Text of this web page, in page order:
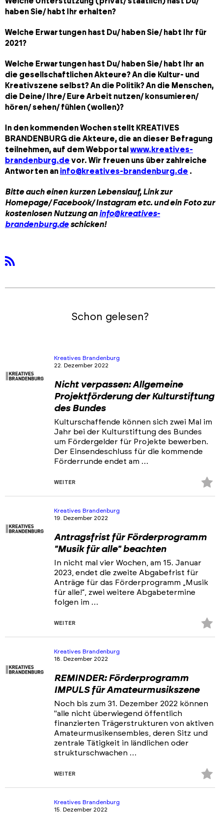
haben Sie/ habt Ihr erhalten?
Welche Erwartungen hast Du/ haben Sie/ habt Ihr für
2021?
Welche Erwartungen hast Du/ haben Sie/ habt Ihr an
die gesellschaftlichen Akteure? An die Kultur- und
Kreativszene selbst? An die Politik? An die Menschen,
die Deine/ Ihre/ Eure Arbeit nutzen/ konsumieren/
hören/ sehen/ fühlen (wollen)?
In den kommenden Wochen stellt KREATIVES
BRANDENBURG die Akteure, die an dieser Befragung
teilnehmen, auf dem Webportal www.kreatives-
brandenburg.de vor. Wir freuen uns über zahlreiche
Antworten an info@kreatives-brandenburg.de .
Bitte auch einen kurzen Lebenslauf, Link zur
Homepage/ Facebook/ Instagram etc. und ein Fotozur
kostenlosen Nutzung an info@kreatives-
brandenburg.de schicken!
Schon gelesen?
Kreatives Brandenburg
22. Dezember 2022
Nicht verpassen: Allgemeine
Projektförderung der Kulturstiftung
des Bundes
Kulturschaffende können sich zwei Mal im
Jahr bei der Kulturstiftung des Bundes
um Fördergelder für Projekte bewerben.
Der Einsendeschluss für die kommende
Förderrunde endet am …
WEITER
Kreatives Brandenburg
19. Dezember 2022
Antragsfrist für Förderprogramm
"Musik für alle" beachten
In nicht mal vier Wochen, am 15. Januar
2023, endet die zweite Abgabefrist für
Anträge für das Förderprogramm „Musik
für alle!“, zwei weitere Abgabetermine
folgen im …
WEITER
Kreatives Brandenburg
18. Dezember 2022
REMINDER: Förderprogramm
IMPULS für Amateurmusikszene
Noch bis zum 31. Dezember 2022 können
"alle nicht überwiegend öffentlich
finanzierten Trägerstrukturen von aktiven
Amateurmusikensembles, deren Sitz und
zentrale Tätigkeit in ländlichen oder
strukturschwachen …
WEITER
Kreatives Brandenburg
15. Dezember 2022